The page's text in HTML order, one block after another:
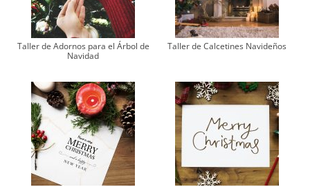
Taller de Adornos para el Árbol de
Navidad
Taller de Calcetines Navideños